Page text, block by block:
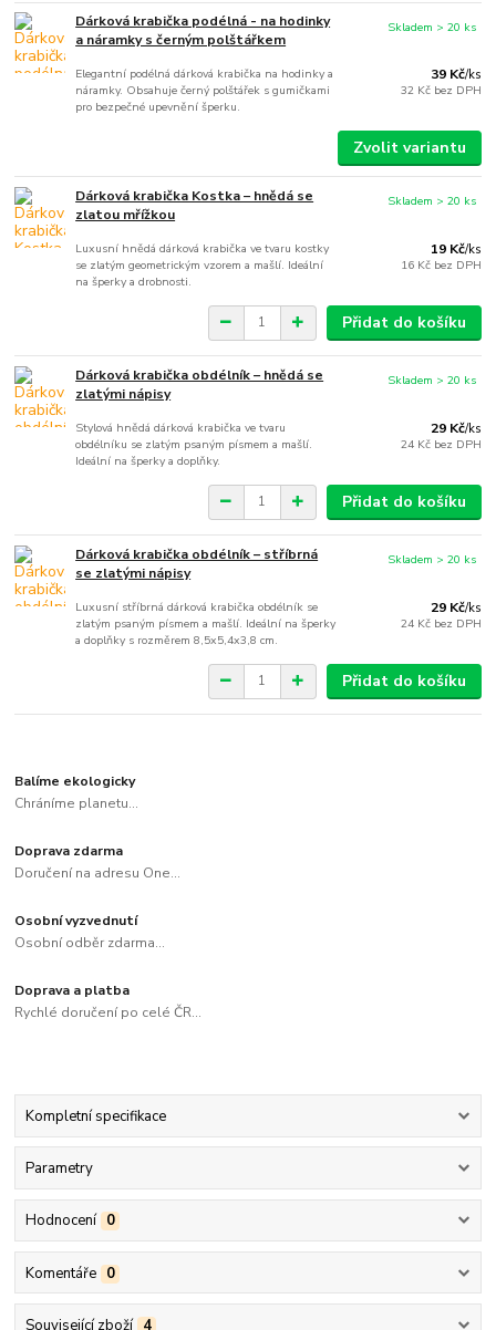
Dárková krabička podélná - na hodinky
a náramky s černým polštářkem
Elegantní podélná dárková krabička na hodinky a
náramky. Obsahuje černý polštářek s gumičkami
pro bezpečné upevnění šperku.
39 Kč/ks
32 Kč bez DPH
Skladem > 20 ks
Zvolit variantu
Dárková krabička Kostka – hnědá se
zlatou mřížkou
Luxusní hnědá dárková krabička ve tvaru kostky
se zlatým geometrickým vzorem a mašlí. Ideální
na šperky a drobnosti.
19 Kč/ks
16 Kč bez DPH
Skladem > 20 ks
Přidat do košíku
Dárková krabička obdélník – hnědá se
zlatými nápisy
Stylová hnědá dárková krabička ve tvaru
obdélníku se zlatým psaným písmem a mašlí.
Ideální na šperky a doplňky.
29 Kč/ks
24 Kč bez DPH
Skladem > 20 ks
Přidat do košíku
Dárková krabička obdélník – stříbrná
se zlatými nápisy
Luxusní stříbrná dárková krabička obdélník se
zlatým psaným písmem a mašlí. Ideální na šperky
a doplňky s rozměrem 8,5x5,4x3,8 cm.
29 Kč/ks
24 Kč bez DPH
Skladem > 20 ks
Přidat do košíku
Balíme ekologicky
Chráníme planetu...
Doprava zdarma
Doručení na adresu One...
Osobní vyzvednutí
Osobní odběr zdarma...
Doprava a platba
Rychlé doručení po celé ČR...
Kompletní specifikace
Parametry
Hodnocení 0
Komentáře 0
Související zboží 4